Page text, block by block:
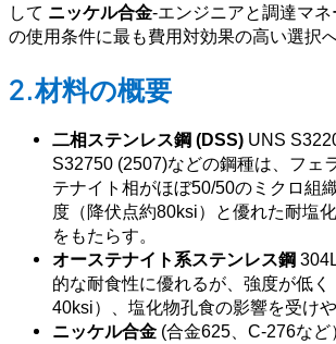
して ニッケル合金-エンジニアと調達マ
の使用条件に最も費用対効果の高い選択へ
2.材料の概要
二相ステンレス鋼 (DSS) UNS
S32750 (2507)などの鋼種は、フェ
テナイト相がほぼ50/50のミクロ組
度（降伏点約80ksi）と優れた耐塩
をもたらす。
オーステナイト系ステンレス鋼
的な耐食性に優れるが、強度が低
40ksi）、塩化物孔食の影響を受けや
ニッケル合金 (合金625、C-276など